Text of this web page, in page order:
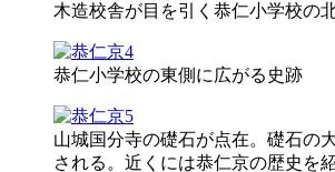
木造校舎が目を引く恭仁小学校の
恭仁小学校の東側に広がる史跡
山城国分寺の礎石が点在。礎石の
される。近くには恭仁京の歴史を